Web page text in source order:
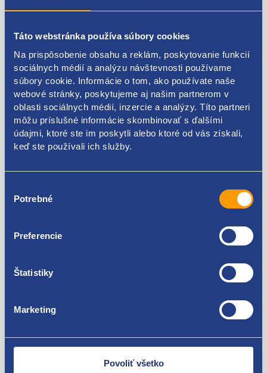
Táto webstránka používa súbory cookies
Na prispôsobenie obsahu a reklám, poskytovanie funkcií
sociálnych médií a analýzu návštevnosti používame
súbory cookie. Informácie o tom, ako používate naše
webové stránky, poskytujeme aj našim partnerom v
oblasti sociálnych médií, inzercie a analýzy. Títo partneri
môžu príslušné informácie skombinovať s ďalšími
údajmi, ktoré ste im poskytli alebo ktoré od vás získali,
keď ste používali ich služby.
súhlasu
Potrebné
Preferencie
Štatistiky
Marketing
Povoliť všetko
klimatizácia
PSA originál
6455X5
Kódy produktov
Nie ste spokojní? Vyriešime to!